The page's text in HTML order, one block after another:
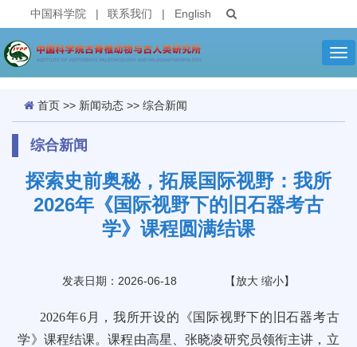
中国科学院 | 联系我们 | English
首页 >> 新闻动态 >> 综合新闻
综合新闻
探索史前奥秘，拓展国际视野：我所
2026年《国际视野下的旧石器考古
学》课程圆满结课
发表日期：2026-06-18 【放大 缩小】
2026年6月，我所开设的《国际视野下的旧石器考古
学》课程结课。课程由高星、张晓凌研究员领衔主讲，立